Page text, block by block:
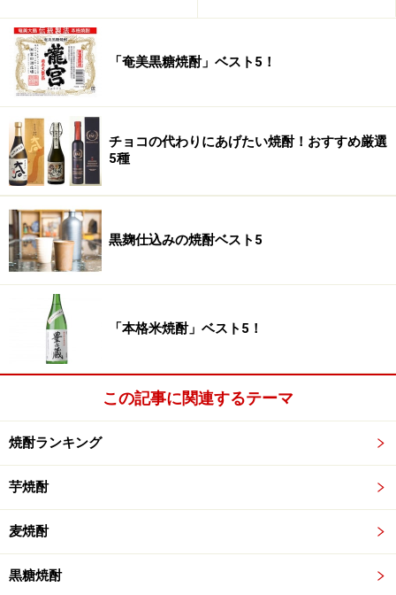
「奄美黒糖焼酎」ベスト5！
チョコの代わりにあげたい焼酎！おすすめ厳選
5種
黒麹仕込みの焼酎ベスト5
「本格米焼酎」ベスト5！
この記事に関連するテーマ
焼酎ランキング
芋焼酎
麦焼酎
黒糖焼酎